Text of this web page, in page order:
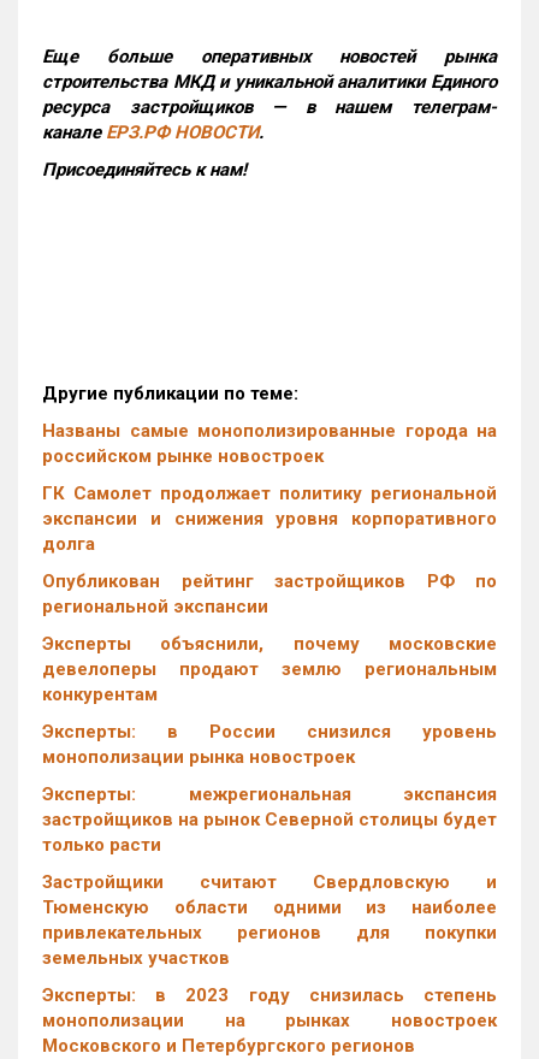
Еще больше оперативных новостей рынка
строительства МКД и уникальной аналитики Единого
ресурса застройщиков — в нашем телеграм-
канале ЕРЗ.РФ НОВОСТИ.
Присоединяйтесь к нам!
Другие публикации по теме:
Названы самые монополизированные города на
российском рынке новостроек
ГК Самолет продолжает политику региональной
экспансии и снижения уровня корпоративного
долга
Опубликован рейтинг застройщиков РФ по
региональной экспансии
Эксперты объяснили, почему московские
девелоперы продают землю региональным
конкурентам
Эксперты: в России снизился уровень
монополизации рынка новостроек
Эксперты: межрегиональная экспансия
застройщиков на рынок Северной столицы будет
только расти
Застройщики считают Свердловскую и
Тюменскую области одними из наиболее
привлекательных регионов для покупки
земельных участков
Эксперты: в 2023 году снизилась степень
монополизации на рынках новостроек
Московского и Петербургского регионов